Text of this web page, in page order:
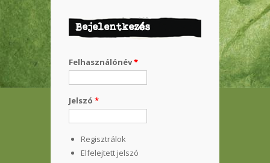
Bejelentkezés
Felhasználónév*
Jelszó *
Regisztrálok
Elfelejtett jelszó